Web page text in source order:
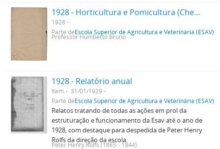
1928 - Horticultura e Pomicultura (Chefe do Departamento)
1928
Parte deEscola Superior de Agricultura e Veterinária (ESAV)
Professor Humberto Bruno
1928 - Relatório anual
Item
31/01/1929
Parte deEscola Superior de Agricultura e Veterinária (ESAV)
Relatos tratando de todas as ações em prol da
estruturação e funcionamento da Esav até o ano de
1928, com destaque para despedida de Peter Henry
Rolfs da direção da escola.
Peter Henry Rolfs (1865 - 1944)